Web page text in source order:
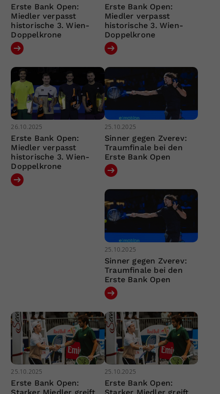
Erste Bank Open:
Miedler verpasst
historische 3. Wien-
Doppelkrone
Erste Bank Open:
Miedler verpasst
historische 3. Wien-
Doppelkrone
26.10.2025
Erste Bank Open:
Miedler verpasst
historische 3. Wien-
Doppelkrone
25.10.2025
Sinner gegen Zverev:
Traumfinale bei den
Erste Bank Open
25.10.2025
Sinner gegen Zverev:
Traumfinale bei den
Erste Bank Open
25.10.2025
Erste Bank Open:
25.10.2025
Erste Bank Open: